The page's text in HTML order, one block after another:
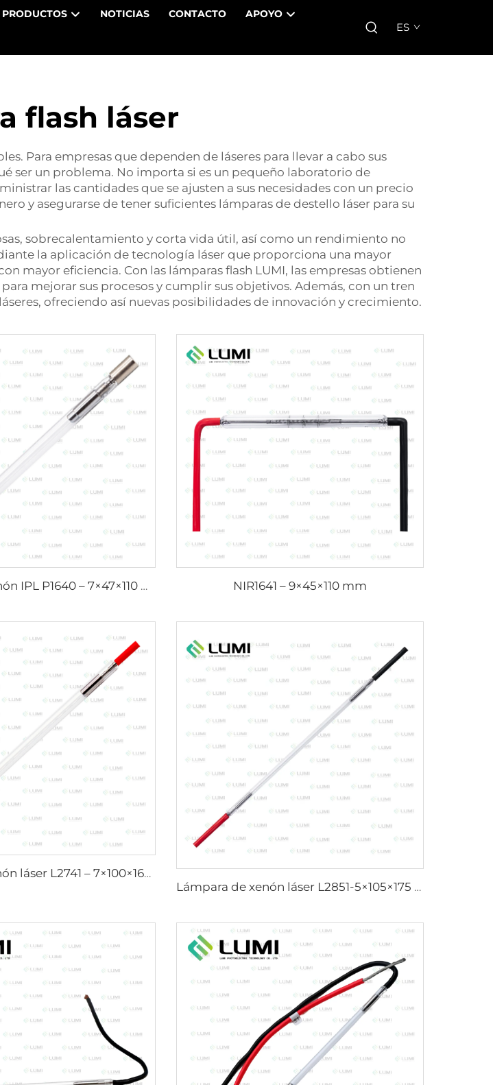
PRODUCTOS NOTICIAS CONTACTO APOYO
ES
flash láser
Para empresas que dependen de láseres para llevar a cabo sus
ser un problema. No importa si es un pequeño laboratorio de
las cantidades que se ajusten a sus necesidades con un precio
y asegurarse de tener suficientes lámparas de destello láser para su
sobrecalentamiento y corta vida útil, así como un rendimiento no
la aplicación de tecnología láser que proporciona una mayor
mayor eficiencia. Con las lámparas flash LUMI, las empresas obtienen
mejorar sus procesos y cumplir sus objetivos. Además, con un tren
ofreciendo así nuevas posibilidades de innovación y crecimiento.
Lámpara de Xenón IPL P1640 – 7×47×110 mm NIR1641 – 9×45×110 mm
Lámpara de xenón láser L2741 – 7×100×167 mm
Lámpara de xenón láser L2851-5×105×175 mm